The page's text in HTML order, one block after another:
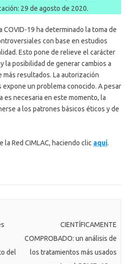
29 de agosto de 2020.
COVID-19 ha determinado la toma de
con base en estudios
Esto pone de relieve el carácter
la posibilidad de generar cambios a
más resultados. La autorización
un problema conocido. A pesar
es necesaria en este momento, la
a los patrones básicos éticos y de
la Red CIMLAC, haciendo clic aquí.
del
CIENTÍFICAMENTE
COMPROBADO: un análisis de
los tratamientos más usados